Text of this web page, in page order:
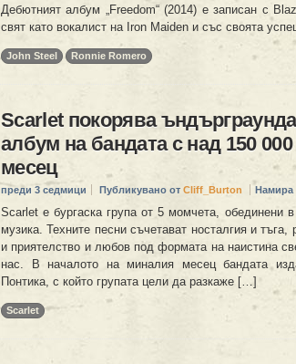
Дебютният албум „Freedom“ (2014) е записан с
свят като вокалист на Iron Maiden и със своята
John Steel Ronnie Romero
Scarlet покорява
албум на бандата с над 150
месец
преди 3 седмици Публикувано от Cliff_Burton Намира
Scarlet е бургаска група от 5 момчета, обединени
музика. Техните песни съчетават носталгия и
и приятелство и любов под формата на наистина
нас. В началото на миналия месец бандата
Понтика, с който групата цели да разкаже […]
Scarlet